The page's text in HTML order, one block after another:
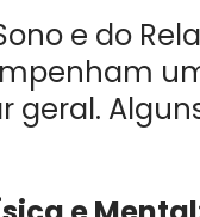
e do
geral.